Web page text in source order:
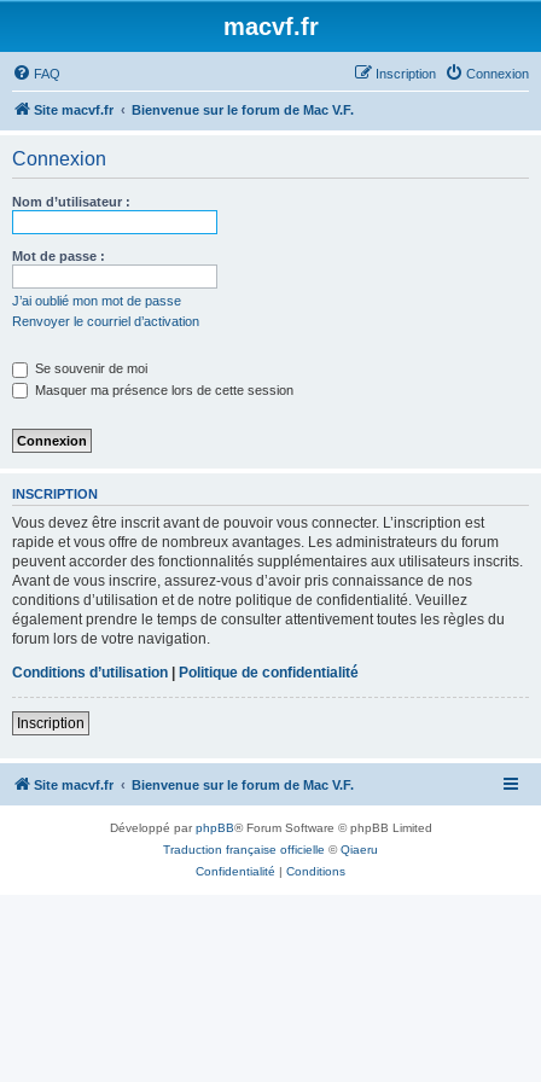
macvf.fr
FAQ Connexion
Inscription
Site macvf.fr Bienvenue sur le forum de Mac V.F.
Connexion
Nom d’utilisateur :
Mot de passe :
J’ai oublié mon mot de passe
Renvoyer le courriel d’activation
Se souvenir de moi
Masquer ma présence lors de cette session
INSCRIPTION
Vous devez être inscrit avant de pouvoir vous connecter. L’inscription est
rapide et vous offre de nombreux avantages. Les administrateurs du forum
peuvent accorder des fonctionnalités supplémentaires aux utilisateurs inscrits.
Avant de vous inscrire, assurez-vous d’avoir pris connaissance de nos
conditions d’utilisation et de notre politique de confidentialité. Veuillez
également prendre le temps de consulter attentivement toutes les règles du
forum lors de votre navigation.
Conditions d’utilisation | Politique de confidentialité
Inscription
Site macvf.fr Bienvenue sur le forum de Mac V.F.
Développé parphpBB® Forum Software © phpBB Limited
Traduction française officielle ©Qiaeru
Confidentialité | Conditions